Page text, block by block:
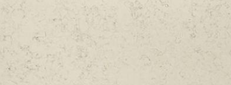
Bitto (Китай)
Caesarstone (Израиль)
Compac (Португалия)
Crystal (Китай)